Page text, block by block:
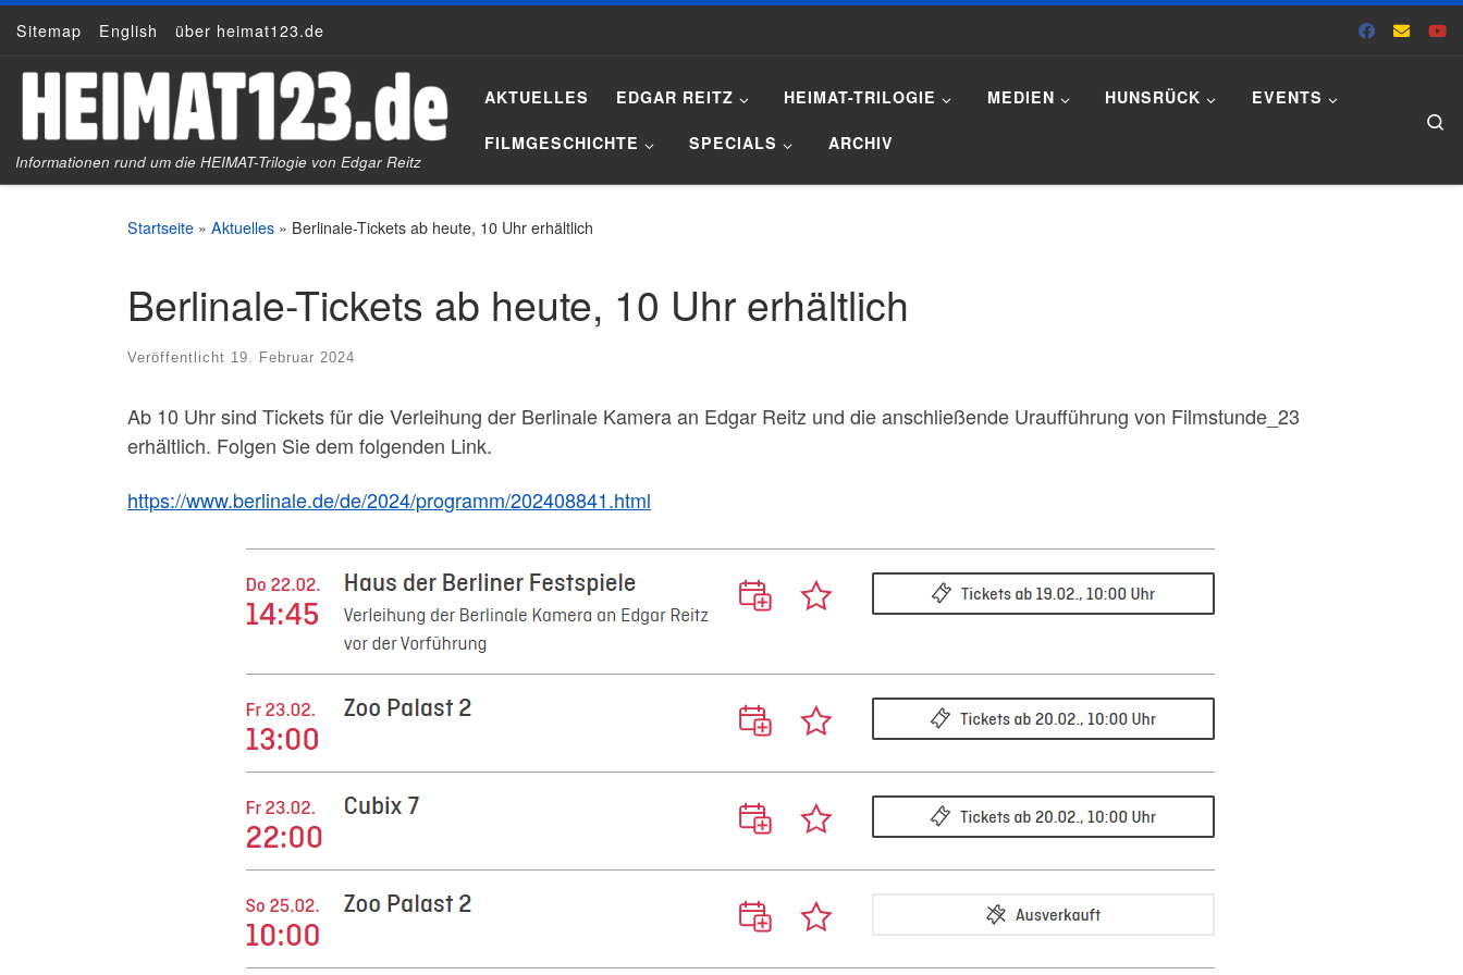
Zum Inhalt springen
Sitemap English über heimat123.de
Informationen rund um die HEIMAT-Trilogie von Edgar Reitz
AKTUELLES EDGAR REITZ HEIMAT-TRILOGIE MEDIEN HUNSRÜCK EVENTS
FILMGESCHICHTE SPECIALS ARCHIV
Startseite » Aktuelles » Berlinale-Tickets ab heute, 10 Uhr erhältlich
Berlinale-Tickets ab heute, 10 Uhr erhältlich
Veröffentlicht 19. Februar 2024
Ab 10 Uhr sind Tickets für die Verleihung der Berlinale Kamera an Edgar Reitz und die anschließende Uraufführung von Filmstunde_23
erhältlich. Folgen Sie dem folgenden Link.
https://www.berlinale.de/de/2024/programm/202408841.html